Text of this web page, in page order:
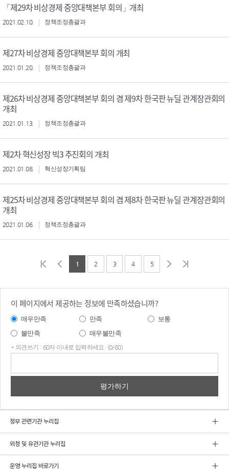
「제29차 비상경제 중앙대책본부 회의」개최
2021.02.10. 정책조정총괄과
제27차 비상경제 중앙대책본부 회의 개최
2021.01.20. 정책조정총괄과
제26차 비상경제 중앙대책본부 회의 겸 제9차 한국판 뉴딜 관계장관회의
개최
2021.01.13. 정책조정총괄과
제2차 혁신성장 빅3 추진회의 개최
2021.01.08. 혁신성장기획팀
제25차 비상경제 중앙대책본부 회의 겸 제8차 한국판 뉴딜 관계장관회의
개최
2021.01.06. 정책조정총괄과
1 2 3 4 5
이 페이지에서 제공하는 정보에 만족하셨습니까?
매우만족 만족
보통
불만족
매우불만족
* 의견쓰기 : 60자 이내로 입력하세요. (0/60)
정부 관련기관 누리집
외청 및 유관기관 누리집
운영 누리집 바로가기